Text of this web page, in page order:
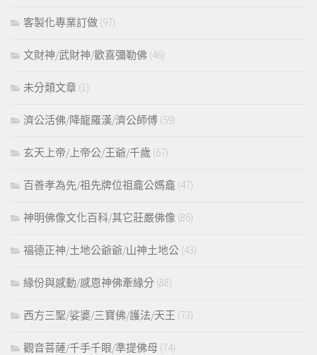
客製化專業訂做 (97)
文財神/武財神/歡喜彌勒佛 (46)
未分類文章 (1)
濟公活佛/降龍羅漢/濟公師傅 (59)
玄天上帝/上帝公/王爺/千歲 (67)
百善孝為先/祖先牌位祖龕公媽龕 (47)
神明佛像文化百科/其它莊嚴佛像 (86)
福德正神/土地公爺爺/山神土地公 (43)
緣份與感動/感恩神佛牽緣分 (88)
西方三聖/娑婆/三寶佛/護法/天王 (73)
觀音菩薩/千手千眼/準提佛母 (74)